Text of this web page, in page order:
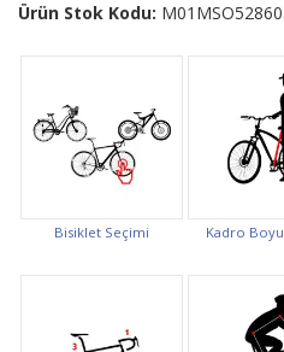
Ürün Stok Kodu:
Bisiklet Seçimi Kadro